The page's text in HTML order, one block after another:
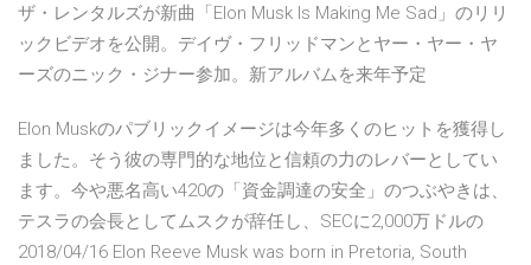
ザ・レンタルズが新曲「Elon Musk Is Making Me Sad」のリリ
ックビデオを公開。デイヴ・フリッドマンとヤー・ヤー・ヤ
ーズのニック・ジナー参加。新アルバムを来年予定
Elon Muskのパブリックイメージは今年多くのヒットを獲得し
ました。そう彼の専門的な地位と信頼の力のレバーとしてい
ます。今や悪名高い420の「資金調達の安全」のつぶやきは、
テスラの会長としてムスクが辞任し、SECに2,000万ドルの
2018/04/16 Elon Reeve Musk was born in Pretoria, South